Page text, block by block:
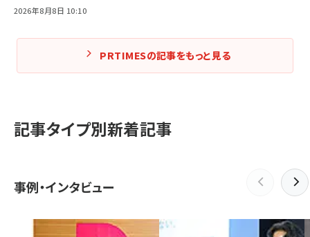
2026年8月8日 10:10
PRTIMESの記事をもっと見る
記事タイプ別新着記事
事例・インタビュー